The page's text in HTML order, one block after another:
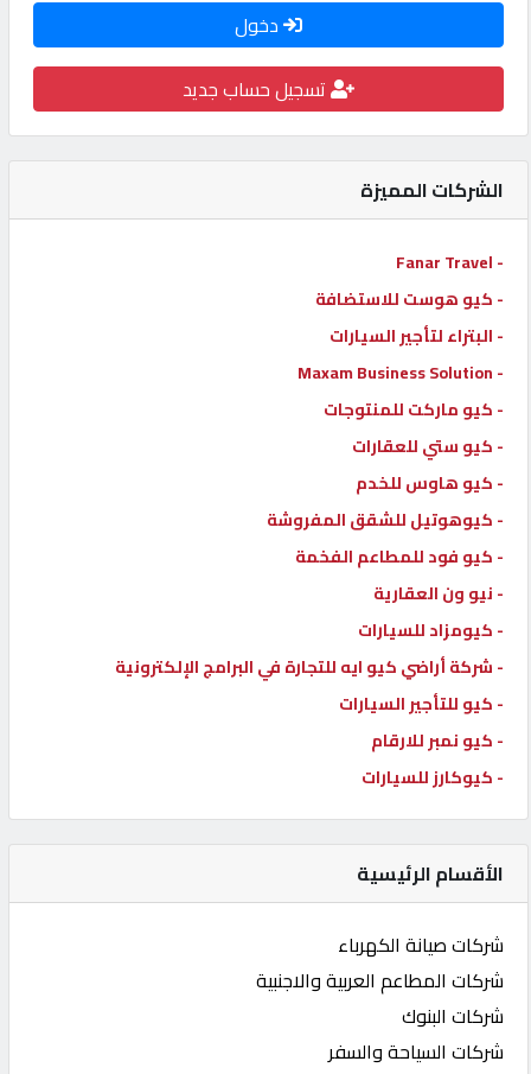
كيو
كارز
كيو
ماركت
الدليل
القطري
POWERED
QHOST
دخول
تسجيل حساب جديد
الشركات المميزة
- Fanar Travel
- كيو هوست للاستضافة
- البتراء لتأجير السيارات
- Maxam Business Solution
- كيو ماركت للمنتوجات
- كيو ستي للعقارات
- كيو هاوس للخدم
- كيوهوتيل للشقق المفروشة
- كيو فود للمطاعم الفخمة
- نيو ون العقارية
- كيومزاد للسيارات
- شركة أراضي كيو ايه للتجارة في البرامج الإلكترونية
- كيو للتأجير السيارات
- كيو نمبر للارقام
- كيوكارز للسيارات
الأقسام الرئيسية
شركات صيانة الكهرباء
شركات المطاعم العربية والاجنبية
شركات البنوك
شركات السياحة والسفر